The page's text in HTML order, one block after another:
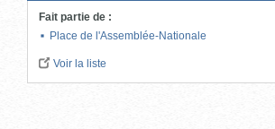
Fait partie de :
Place de l'Assemblée-Nationale
Voir la liste